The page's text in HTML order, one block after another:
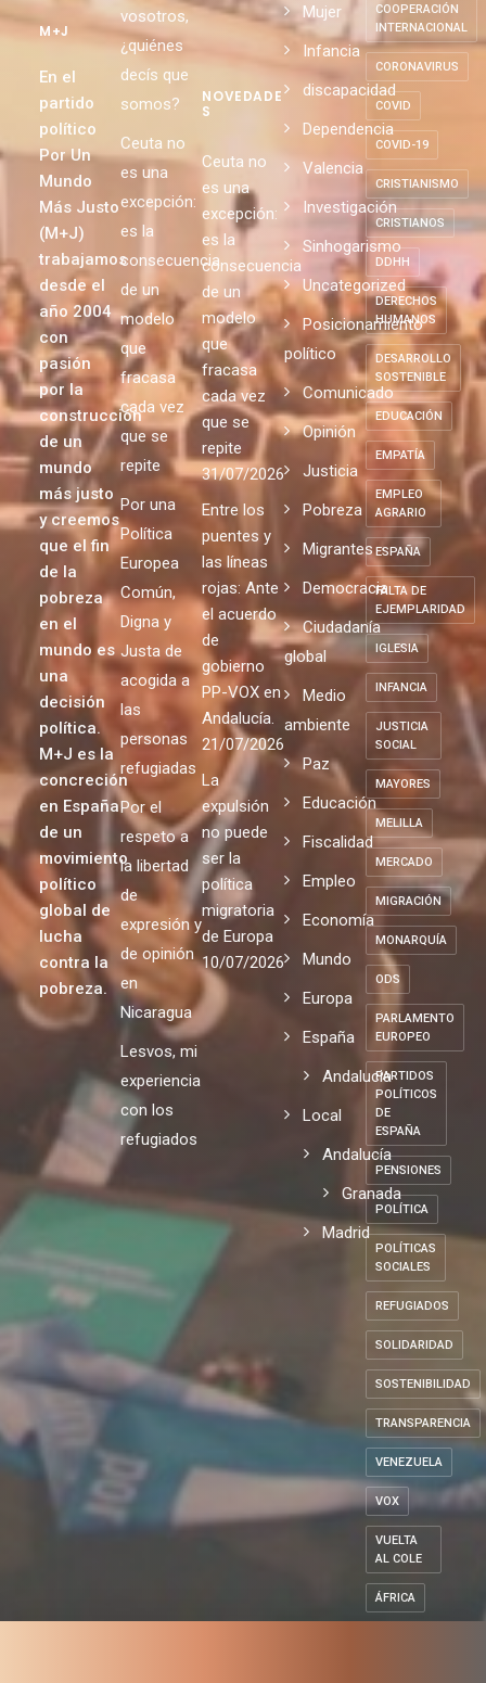
M+J
En el
partido
político
Por Un
Mundo
Más Justo
(M+J)
trabajamos
desde el
año 2004
con
pasión
por la
construcción
de un
mundo
más justo
y creemos
que el fin
de la
pobreza
en el
mundo es
una
decisión
política.
M+J es la
concreción
en España
de un
movimiento
político
global de
lucha
contra la
pobreza.
vosotros,
¿quiénes
decís que
somos?
Ceuta no
es una
excepción:
es la
consecuencia
de un
modelo
que
fracasa
cada vez
que se
repite
Por una
Política
Europea
Común,
Digna y
Justa de
acogida a
las
personas
refugiadas
Por el
respeto a
la libertad
de
expresión y
de opinión
en
Nicaragua
Lesvos, mi
experiencia
con los
refugiados
NOVEDADE
S
Ceuta no
es una
excepción:
es la
consecuencia
de un
modelo
que
fracasa
cada vez
que se
repite
31/07/2026
Entre los
puentes y
las líneas
rojas: Ante
el acuerdo
de
gobierno
PP-VOX en
Andalucía.
21/07/2026
La
expulsión
no puede
ser la
política
migratoria
de Europa
10/07/2026
Mujer
Infancia
discapacidad
Dependencia
Valencia
Investigación
Sinhogarismo
Uncategorized
Posicionamiento
político
Comunicado
Opinión
Justicia
Pobreza
Migrantes
Democracia
Ciudadanía
global
Medio
ambiente
Paz
Educación
Fiscalidad
Empleo
Economía
Mundo
Europa
España
Andalucia
Local
Andalucía
Granada
Madrid
COOPERACIÓN
INTERNACIONAL
CORONAVIRUS
COVID
COVID-19
CRISTIANISMO
CRISTIANOS
DDHH
DERECHOS
HUMANOS
DESARROLLO
SOSTENIBLE
EDUCACIÓN
EMPATÍA
EMPLEO
AGRARIO
ESPAÑA
FALTA DE
EJEMPLARIDAD
IGLESIA
INFANCIA
JUSTICIA
SOCIAL
MAYORES
MELILLA
MERCADO
MIGRACIÓN
MONARQUÍA
ODS
PARLAMENTO
EUROPEO
PARTIDOS
POLÍTICOS
DE
ESPAÑA
PENSIONES
POLÍTICA
POLÍTICAS
SOCIALES
REFUGIADOS
SOLIDARIDAD
SOSTENIBILIDAD
TRANSPARENCIA
VENEZUELA
VOX
VUELTA
AL COLE
ÁFRICA